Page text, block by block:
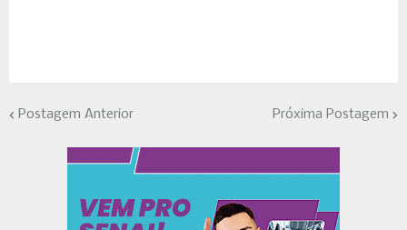
Postagem Anterior Próxima Postagem